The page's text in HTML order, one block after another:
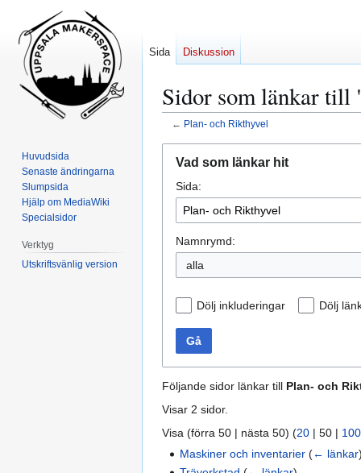
Sidor som länkar
← Plan- och Rikthyvel
navigering
sök
Vad som länkar hit
Sida:
Namnrymd:
alla
Dölj inkluderingar Dölj
Gå
Följande sidor länkar till Plan- och
Visar 2 sidor.
Visa (förra 50 | nästa 50) (20 | 50 | 100
Maskiner och inventarier (← länkar
Sida Diskussion
Huvudsida
Senaste ändringarna
Slumpsida
Hjälp om MediaWiki
Specialsidor
Verktyg
Utskriftsvänlig version